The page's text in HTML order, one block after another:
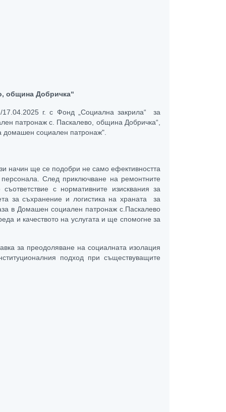
община Добричка“
г. с Фонд „Социална закрила“ за
патронаж с. Паскалево, община Добричка“,
социален патронаж".
начин ще се подобри не само ефективността
След приключване на ремонтните
с нормативните изисквания за
за съхранение и логистика на храната за
в Домашен социален патронаж с.Паскалево
и качеството на услугата и ще спомогне за
за преодоляване на социалната изолация
подход при съществуващите